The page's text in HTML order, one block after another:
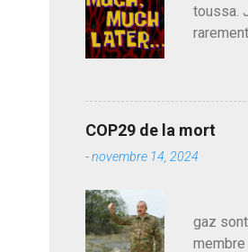
toussa.
Couilles
vouloir,
COP29 de la mort
-novembre 14, 2024
Les
gaz
membre